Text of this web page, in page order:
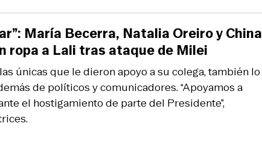
únicas que le dieron apoyo a su colega, también lo
de políticos y comunicadores. “Apoyamos a
el hostigamiento de parte del Presidente”,
María Becerra, Natalia Oreiro y China
ropa a Lali tras ataque de Milei